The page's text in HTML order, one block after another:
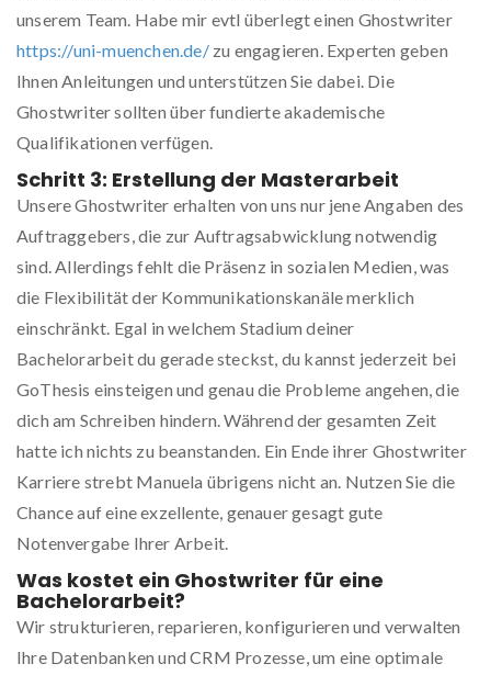
unserem Team. Habe mir evtl überlegt einen Ghostwriter
https://uni-muenchen.de/zu engagieren. Experten geben
Ihnen Anleitungen und unterstützen Sie dabei. Die
Ghostwriter sollten über fundierte akademische
Qualifikationen verfügen.
Schritt 3: Erstellung der Masterarbeit
Unsere Ghostwriter erhalten von uns nur jene Angaben des
Auftraggebers, die zur Auftragsabwicklung notwendig
sind. Allerdings fehlt die Präsenz in sozialen Medien, was
die Flexibilität der Kommunikationskanäle merklich
einschränkt. Egal in welchem Stadium deiner
Bachelorarbeit du gerade steckst, du kannst jederzeit bei
GoThesis einsteigen und genau die Probleme angehen, die
dich am Schreiben hindern. Während der gesamten Zeit
hatte ich nichts zu beanstanden. Ein Ende ihrer Ghostwriter
Karriere strebt Manuela übrigens nicht an. Nutzen Sie die
Chance auf eine exzellente, genauer gesagt gute
Notenvergabe Ihrer Arbeit.
Was kostet ein Ghostwriter für eine
Bachelorarbeit?
Wir strukturieren, reparieren, konfigurieren und verwalten
Ihre Datenbanken und CRM Prozesse, um eine optimale